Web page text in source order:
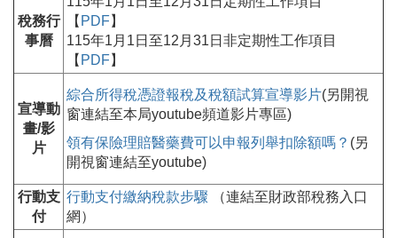
稅務行
事曆
【 PDF】
115年1月1日至12月31日非定期性工作項目
【 PDF】
宣導動
畫/影
片
綜合所得稅憑證報稅及稅額試算宣導影片(另開視
窗連結至本局youtube頻道影片專區)
領有保險理賠醫藥費可以申報列舉扣除額嗎？ (另
開視窗連結至youtube)
行動支
付
行動支付繳納稅款步驟 （連結至財政部稅務入口
網）